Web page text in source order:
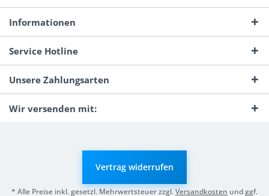
Informationen
Service Hotline
Unsere Zahlungsarten
Wir versenden mit:
Vertrag widerrufen
* Alle Preise inkl. gesetzl. Mehrwertsteuer zzgl.Versandkosten und ggf.